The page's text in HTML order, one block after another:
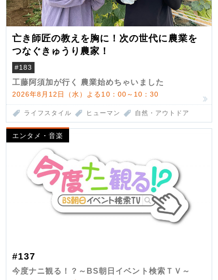
亡き師匠の教えを胸に！次の世代に農業を
つなぐきゅうり農家！
#183
工藤阿須加が行く 農業始めちゃいました
2026年8月12日（水）よる10：00～10：30
ライフスタイル ヒューマン 自然・アウトドア
エンタメ・音楽
#137
今度ナニ観る！？～BS朝日イベント検索ＴＶ～